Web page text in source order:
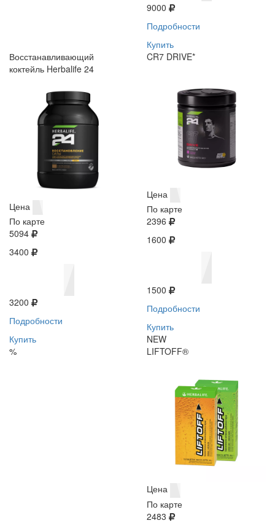
9000
Подробности
Купить
Восстанавливающий
коктейль Herbalife 24
Цена
По карте
5094
3400
3200
Подробности
Купить
%
CR7 DRIVE*
Цена
По карте
2396
1600
1500
Подробности
Купить
NEW
LIFTOFF®
Цена
По карте
2483